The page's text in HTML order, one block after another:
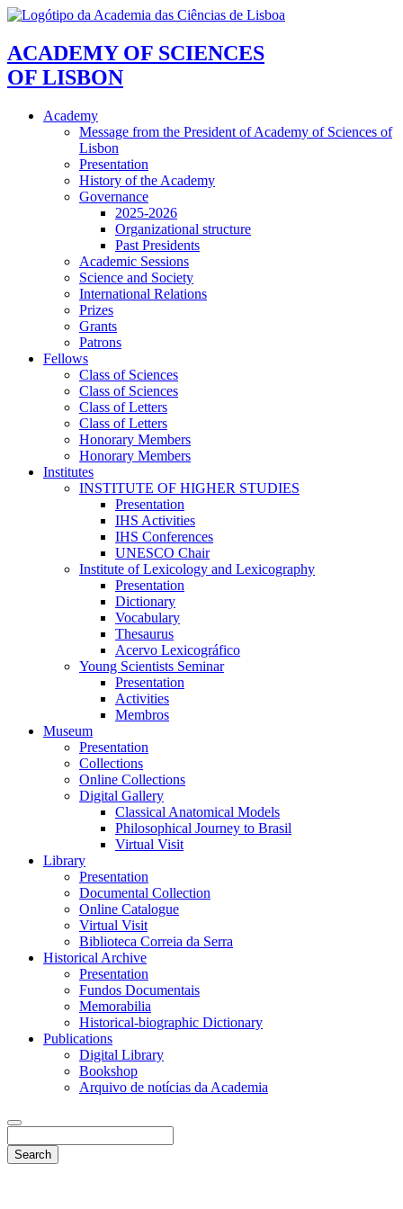
ACADEMY OF SCIENCES
OF LISBON
Academy
Message from the President of Academy of Sciences of
Lisbon
Presentation
History of the Academy
Governance
2025-2026
Organizational structure
Past Presidents
Academic Sessions
Science and Society
International Relations
Prizes
Grants
Patrons
Fellows
Class of Sciences
Class of Sciences
Class of Letters
Class of Letters
Honorary Members
Honorary Members
Institutes
INSTITUTE OF HIGHER STUDIES
Presentation
IHS Activities
IHS Conferences
UNESCO Chair
Institute of Lexicology and Lexicography
Presentation
Dictionary
Vocabulary
Thesaurus
Acervo Lexicográfico
Young Scientists Seminar
Presentation
Activities
Membros
Museum
Presentation
Collections
Online Collections
Digital Gallery
Classical Anatomical Models
Philosophical Journey to Brasil
Virtual Visit
Library
Presentation
Documental Collection
Online Catalogue
Virtual Visit
Biblioteca Correia da Serra
Historical Archive
Presentation
Fundos Documentais
Memorabilia
Historical-biographic Dictionary
Publications
Digital Library
Bookshop
Arquivo de notícias da Academia